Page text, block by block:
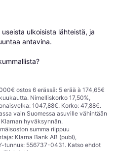
ulkoisista lähteistä, ja
antavina.
ostos 6 erässä: 5 erää à 174,65€
Nimelliskorko 17,50%,
1047,88€. Korko: 47,88€.
vain Suomessa asuville vähintään
hyväksynnän.
summa riippuu
Klarna Bank AB (publ),
tunnus: 556737-0431. Katso ehdot